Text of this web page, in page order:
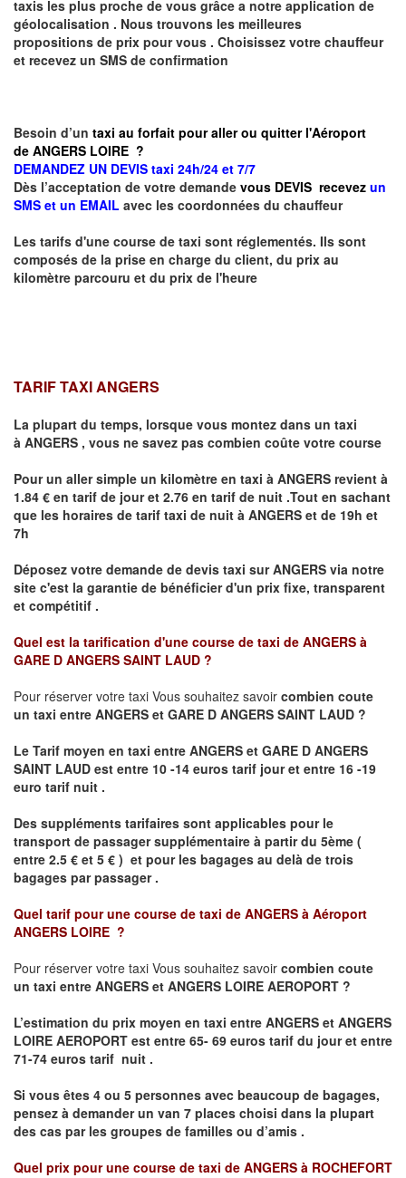
taxis les plus proche de vous grâce a notre application de
géolocalisation . Nous trouvons les meilleures
propositions de prix pour vous . Choisissez votre chauffeur
et recevez un SMS de confirmation
Besoin d’un taxi au forfait pour aller ou quitter l'Aéroport
de ANGERS LOIRE ?
DEMANDEZ UN DEVIS taxi 24h/24 et 7/7
Dès l’acceptation de votre demande vous DEVIS recevez un
SMS et un EMAIL avec les coordonnées du chauffeur
Les tarifs d'une course de taxi sont réglementés. Ils sont
composés de la prise en charge du client, du prix au
kilomètre parcouru et du prix de l'heure
TARIF TAXI ANGERS
La plupart du temps, lorsque vous montez dans un taxi
à ANGERS , vous ne savez pas combien coûte votre course
Pour un aller simple un kilomètre en taxi à ANGERS revient à
1.84 € en tarif de jour et 2.76 en tarif de nuit .Tout en sachant
que les horaires de tarif taxi de nuit à ANGERS et de 19h et
7h
Déposez votre demande de devis taxi surANGERS via notre
site c'est la garantie de bénéficier d'un prix fixe, transparent
et compétitif .
Quel est la tarification d'une course de taxi de ANGERS à
GARE D ANGERS SAINT LAUD ?
Pour réserver votre taxi Vous souhaitez savoir combien coute
un taxi entre ANGERS et GARE D ANGERS SAINT LAUD ?
Le Tarif moyen en taxi entre ANGERS et GARE D ANGERS
SAINT LAUD est entre 10 -14 euros tarif jour et entre 16 -19
euro tarif nuit .
Des suppléments tarifaires sont applicables pour le
transport de passager supplémentaire à partir du 5ème (
entre 2.5 € et 5 € ) et pour les bagages au delà de trois
bagages par passager .
Quel tarif pour une course de taxi de ANGERS à Aéroport
ANGERS LOIRE ?
Pour réserver votre taxi Vous souhaitez savoir combien coute
un taxi entre ANGERS et ANGERS LOIRE AEROPORT ?
L’estimation du prix moyen en taxi entre ANGERS et ANGERS
LOIRE AEROPORT est entre 65- 69 euros tarif du jour et entre
71-74 euros tarif nuit .
Si vous êtes 4 ou 5 personnes avec beaucoup de bagages,
pensez à demander un van 7 places choisi dans la plupart
des cas par les groupes de familles ou d’amis .
Quel prix pour une course de taxi de ANGERS à ROCHEFORT